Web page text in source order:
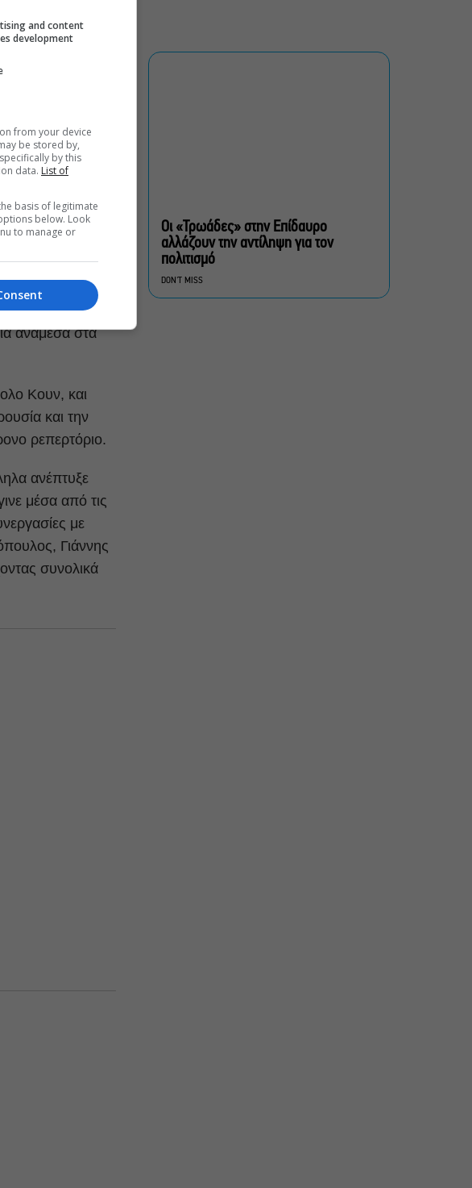
άφησε
στα Ολύμπια,
ανάμεσα στα
Κουν, και
και την
ρεπερτόριο.
ανέπτυξε
μέσα από τις
με
Γιάννης
συνολικά
σινεμά στην Ταράτσα του
Πρόστιμα έως 73.000€ για
αυθαίρετες καταλήψεις
Πέντε διηγήματα του
Οι «Τρωάδες» στην Επίδαυρο
αλλάζουν την αντίληψη για τον
πολιτισμό
DON'T MISS
and content
development
from your device
be stored by,
by this
data. List of
basis of legitimate
below. Look
to manage or